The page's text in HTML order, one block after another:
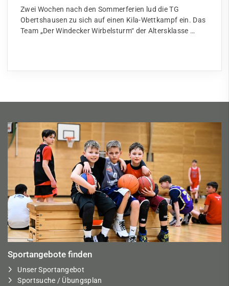
Zwei Wochen nach den Sommerferien lud die TG
Obertshausen zu sich auf einen Kila-Wettkampf ein. Das
Team „Der Windecker Wirbelsturm“ der Altersklasse …
Sportangebote finden
Unser Sportangebot
Sportsuche / Übungsplan